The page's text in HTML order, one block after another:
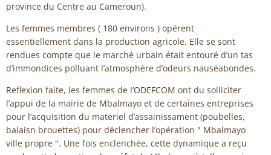
province du Centre au Cameroun).
Les femmes membres ( 180 environs ) opérent
essentiellement dans la production agricole. Elle se sont
rendues compte que le marché urbain était entouré d’un tas
d’immondices polluant l’atmosphère d’odeurs nauséabondes.
Reflexion faite, les femmes de l’ODEFCOM ont du solliciter
l’appui de la mairie de Mbalmayo et de certaines entreprises
pour l’acquisition du materiel d’assainissament (poubelles,
balaisn brouettes) pour déclencher l’opération " Mbalmayo
ville propre ". Une fois enclenchée, cette dynamique a reçu